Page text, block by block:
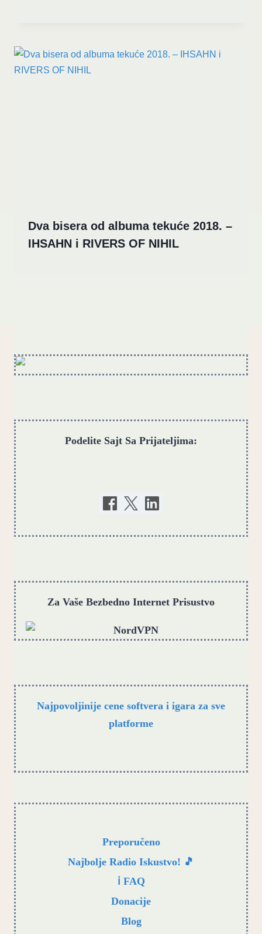
Dva bisera od albuma tekuće 2018. –
IHSAHN i RIVERS OF NIHIL
Podelite Sajt Sa Prijateljima:
Za Vaše Bezbedno Internet Prisustvo
Najpovoljinije cene softvera i igara za sve
platforme
Preporučeno
Najbolje Radio Iskustvo! 🎵
ℹ️ FAQ
Donacije
Blog